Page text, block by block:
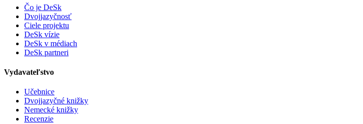
Čo je DeSk
Dvojjazyčnosť
Ciele projektu
DeSk vízie
DeSk v médiach
DeSk partneri
Vydavateľstvo
Učebnice
Dvojjazyčné knižky
Nemecké knižky
Recenzie